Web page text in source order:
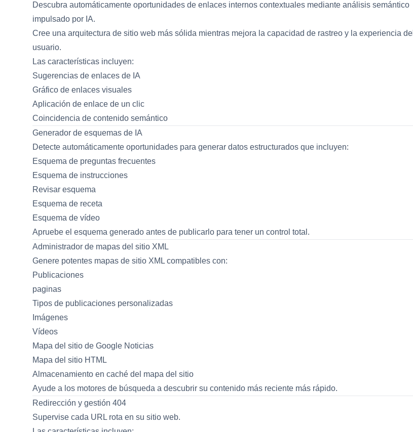
Descubra automáticamente oportunidades de enlaces internos contextuales mediante análisis semántico
impulsado por IA.
Cree una arquitectura de sitio web más sólida mientras mejora la capacidad de rastreo y la experiencia del
usuario.
Las características incluyen:
Sugerencias de enlaces de IA
Gráfico de enlaces visuales
Aplicación de enlace de un clic
Coincidencia de contenido semántico
Generador de esquemas de IA
Detecte automáticamente oportunidades para generar datos estructurados que incluyen:
Esquema de preguntas frecuentes
Esquema de instrucciones
Revisar esquema
Esquema de receta
Esquema de vídeo
Apruebe el esquema generado antes de publicarlo para tener un control total.
Administrador de mapas del sitio XML
Genere potentes mapas de sitio XML compatibles con:
Publicaciones
paginas
Tipos de publicaciones personalizadas
Imágenes
Vídeos
Mapa del sitio de Google Noticias
Mapa del sitio HTML
Almacenamiento en caché del mapa del sitio
Ayude a los motores de búsqueda a descubrir su contenido más reciente más rápido.
Redirección y gestión 404
Supervise cada URL rota en su sitio web.